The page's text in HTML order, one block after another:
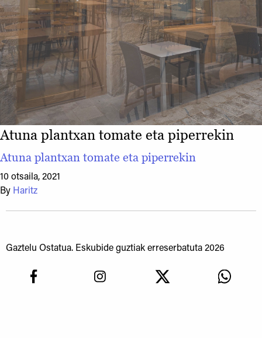
Atuna plantxan tomate eta piperrekin
Atuna plantxan tomate eta piperrekin
10 otsaila, 2021
By Haritz
Gaztelu Ostatua. Eskubide guztiak erreserbatuta 2026